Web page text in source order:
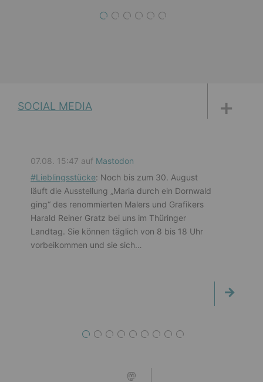
1 2 3 4 5
SOCIAL MEDIA
07.08. 15:47 auf Mastodon
#Lieblingsstücke: Noch bis zum 30. August
läuft die Ausstellung „Maria durch ein Dornwald
ging“ des renommierten Malers und Grafikers
Harald Reiner Gratz bei uns im Thüringer
Landtag. Sie können täglich von 8 bis 18 Uhr
vorbeikommen und sie sich…
1 2 3 4 5 6 7 8